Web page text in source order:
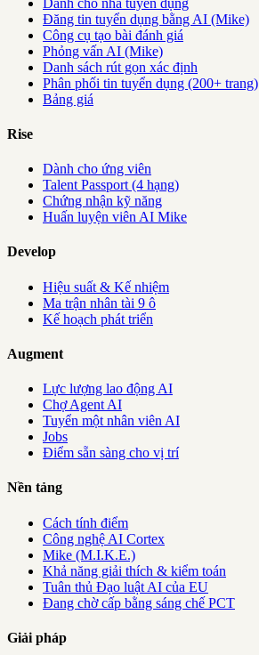
Đăng tin tuyển dụng bằng AI (Mike)
Công cụ tạo bài đánh giá
Phỏng vấn AI (Mike)
Danh sách rút gọn xác định
Phân phối tin tuyển dụng (200+ trang)
Bảng giá
Rise
Dành cho ứng viên
Talent Passport (4 hạng)
Chứng nhận kỹ năng
Huấn luyện viên AI Mike
Develop
Hiệu suất & Kế nhiệm
Ma trận nhân tài 9 ô
Kế hoạch phát triển
Augment
Lực lượng lao động AI
Chợ Agent AI
Tuyển một nhân viên AI
Jobs
Điểm sẵn sàng cho vị trí
Nền tảng
Cách tính điểm
Công nghệ AI Cortex
Mike (M.I.K.E.)
Khả năng giải thích & kiểm toán
Tuân thủ Đạo luật AI của EU
Đang chờ cấp bằng sáng chế PCT
Giải pháp